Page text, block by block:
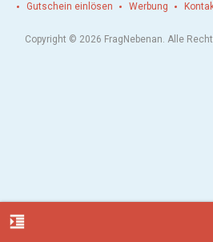
format_indent_increase
Gutschein einlösen
Werbung
Copyright © 2026 FragNebenan. Alle